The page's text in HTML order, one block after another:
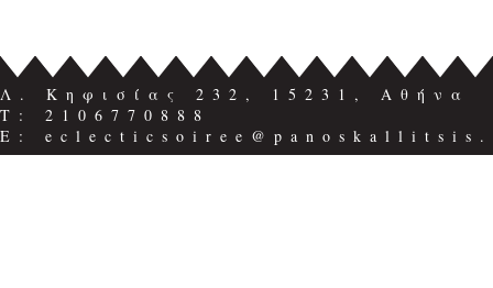
Λ. Κηφισίας 232, 15231, Αθήνα
Τ: 2106770888
E: